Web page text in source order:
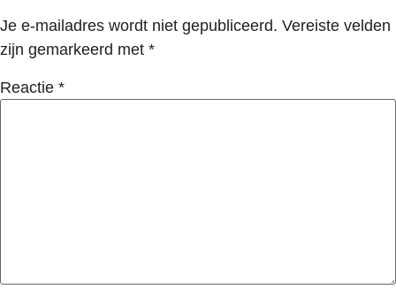
Je e-mailadres wordt niet gepubliceerd. Vereiste velden
zijn gemarkeerd met *
Reactie *